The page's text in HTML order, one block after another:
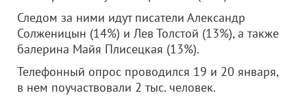
Следом за ними идут писатели Александр
Солженицын (14%) и Лев Толстой (13%), а также
балерина Майя Плисецкая (13%).
Телефонный опрос проводился 19 и 20 января,
в нем поучаствовали 2 тыс. человек.